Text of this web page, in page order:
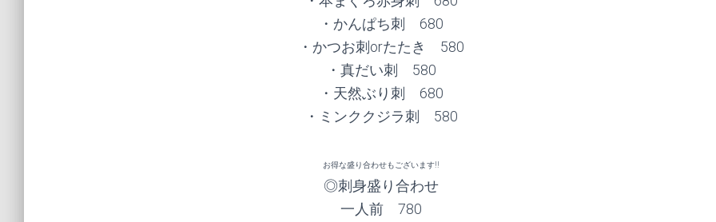
・かんぱち刺 680
・かつお刺orたたき 580
・真だい刺 580
・天然ぶり刺 680
・ミンククジラ刺 580
お得な盛り合わせもございます!!
◎刺身盛り合わせ
一人前 780